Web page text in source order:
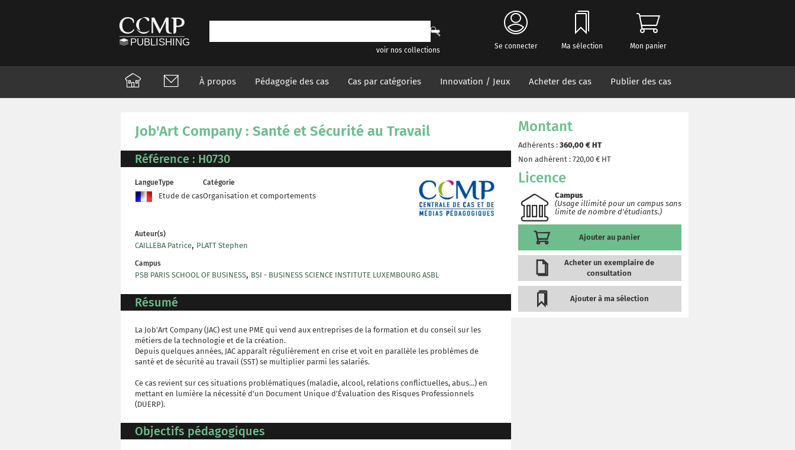
voir nos collections Se connecter Ma sélection Mon panier
À propos Pédagogie des cas Cas par catégories Innovation / Jeux Acheter des cas Publier des cas
Job'Art Company : Santé et Sécurité au Travail
Référence : H0730
LangueType
Etude de cas
Catégorie
Organisation et comportements
Auteur(s)
CAILLEBA Patrice, PLATT Stephen
Campus
PSB PARIS SCHOOL OF BUSINESS, BSI - BUSINESS SCIENCE INSTITUTE LUXEMBOURG ASBL
Résumé
La Job'Art Company (JAC) est une PME qui vend aux entreprises de la formation et du conseil sur les
métiers de la technologie et de la création.
Depuis quelques années, JAC apparaît régulièrement en crise et voit en parallèle les problèmes de
santé et de sécurité au travail (SST) se multiplier parmi les salariés.
Ce cas revient sur ces situations problématiques (maladie, alcool, relations conflictuelles, abus...) en
mettant en lumière la nécessité d'un Document Unique d'Évaluation des Risques Professionnels
(DUERP).
Objectifs pédagogiques
Montant
Adhérents : 360,00 € HT
Non adhérent : 720,00 € HT
Licence
Campus
(Usage illimité pour un campus sans
limite de nombre d'étudiants.)
Ajouter au panier
Acheter un exemplaire de
consultation
Ajouter à ma sélection